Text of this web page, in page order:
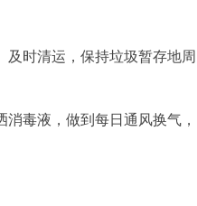
时清运，保持垃圾暂存地周
毒液，做到每日通风换气，